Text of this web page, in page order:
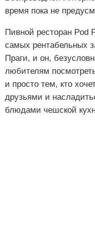
время пока не
Пивной ресторан Pod
самых рентабельных
Праги, и он,
любителям
и просто тем, кто
друзьями и
блюдами чешской